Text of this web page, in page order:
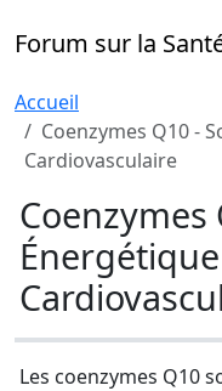
Forum sur la
Accueil
Coenzymes Q10 -
Cardiovasculaire
Coenzymes
Les coenzymes Q10